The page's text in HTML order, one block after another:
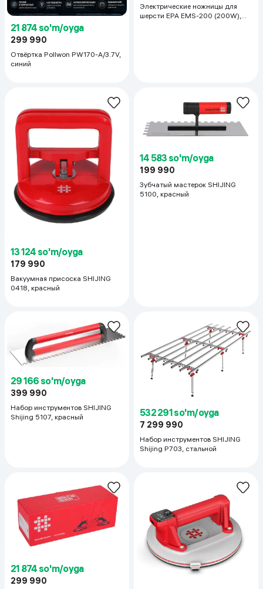
21 874 so'm/oyga
299 990
Отвёртка Pollwon PW170-A/3.7V,
синий
Электрические ножницы для
шерсти EPA EMS-200 (200W),
13 124 so'm/oyga
179 990
Вакуумная присоска SHIJING
0418, красный
14 583 so'm/oyga
199 990
Зубчатый мастерок SHIJING
5100, красный
29 166 so'm/oyga
399 990
Набор инструментов SHIJING
Shijing 5107, красный
532 291 so'm/oyga
7 299 990
Набор инструментов SHIJING
Shijing P703, стальной
21 874 so'm/oyga
299 990